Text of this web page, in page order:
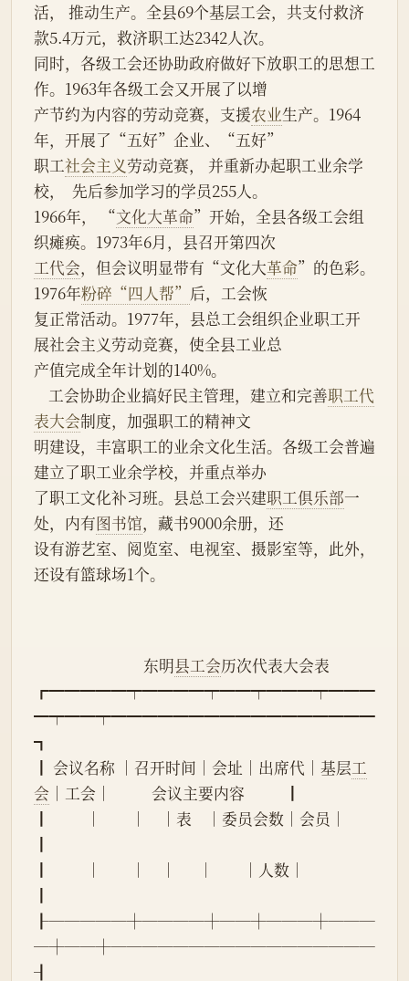
活， 推动生产。全县69个基层工会，共支付救济
款5.4万元，救济职工达2342人次。
同时，各级工会还协助政府做好下放职工的思想工
作。1963年各级工会又开展了以增
产节约为内容的劳动竞赛，支援农业生产。1964
年，开展了“五好”企业、“五好”
职工社会主义劳动竞赛， 并重新办起职工业余学
校，  先后参加学习的学员255人。
1966年， “文化大革命”开始，全县各级工会组
织瘫痪。1973年6月，县召开第四次
工代会，但会议明显带有“文化大革命”的色彩。
1976年粉碎“四人帮” 后，工会恢
复正常活动。1977年，县总工会组织企业职工开
展社会主义劳动竞赛，使全县工业总
产值完成全年计划的140%。
    工会协助企业搞好民主管理，建立和完善
职工代
表大会制度，加强职工的精神文
明建设，丰富职工的业余文化生活。各级工会普遍
建立了职工业余学校，并重点举办
了职工文化补习班。县总工会兴建职工俱乐部一
处，内有图书馆，藏书9000余册，还
设有游艺室、阅览室、电视室、摄影室等，此外，
还设有篮球场1个。
                              东明
县工会历次代表大会表
┏━━━━━┯━━━━┯━━┯━━━┯━━━
━┯━━┯━━━━━━━━━━━━━━━━━
┓
┃ 会议名称 │召开时间│会址│出席代│基层工
会 │工会│           会议主要内容           ┃
┃          │        │    │表    │委员会数│会员│
┃
┃          │        │    │      │        │人数│
┃
┠─────┼────┼──┼───┼───
─┼──┼─────────────────
┨